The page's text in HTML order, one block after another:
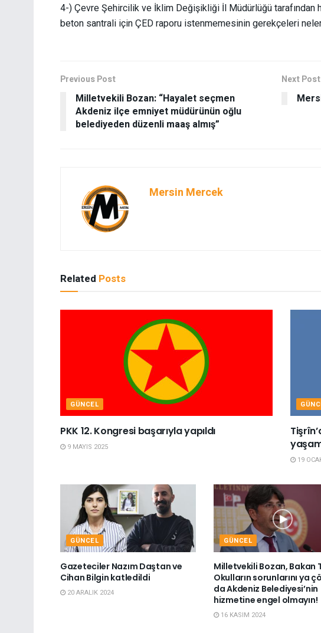
4-) Çevre Şehircilik ve İklim Değişikliği İl Müdürlüğü tarafından
beton santrali için ÇED raporu istenmemesinin gerekçeleri
Previous Post
Milletvekili Bozan: “Hayalet seçmen
Akdeniz ilçe emniyet müdürünün oğlu
belediyeden düzenli maaş almış”
Next Post
Mersin Mercek
Related Posts
GÜNCEL
PKK 12. Kongresi başarıyla yapıldı
9 MAYIS 2025
19
GÜNCEL
Gazeteciler Nazım Daştan ve
Cihan Bilgin katledildi
20 ARALIK 2024
GÜNCEL
Milletvekili Bozan, Bakan
Okulların sorunlarını ya
da Akdeniz Belediyesi’nin
hizmetine engel olmayın!
16 KASIM 2024